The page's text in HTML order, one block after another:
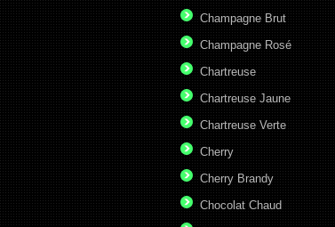
Champagne Brut
Champagne Rosé
Chartreuse
Chartreuse Jaune
Chartreuse Verte
Cherry
Cherry Brandy
Chocolat Chaud